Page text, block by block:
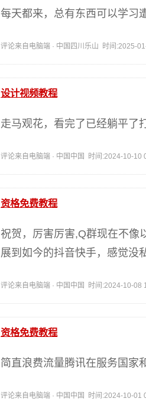
每天都来，总有东西可以学习
评论来自电脑端 · 中国四川乐山 时间:2025-
设计视频教程
走马观花，看完了已经躺平了
评论来自电脑端 · 中国中国 时间:2024-10-10
资格免费教程
祝贺，厉害厉害,Q群现在不像
展到如今的抖音快手，感觉没
评论来自电脑端 · 中国中国 时间:2024-10-08
资格免费教程
简直浪费流量腾讯在服务国家
评论来自电脑端 · 中国中国 时间:2024-10-01